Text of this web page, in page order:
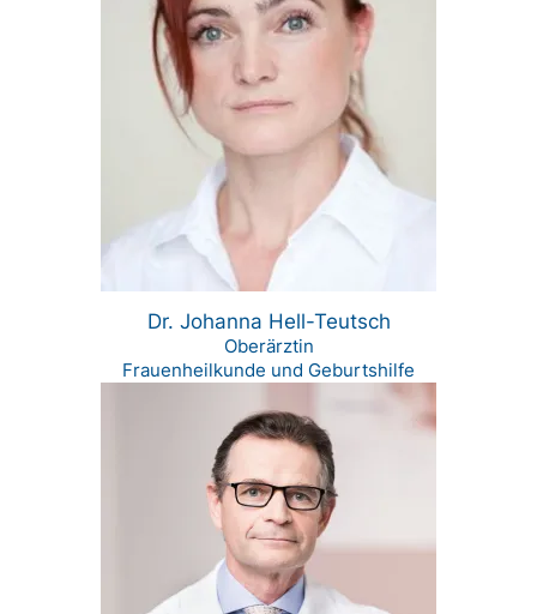
Dr. Johanna Hell-Teutsch
Oberärztin
Frauenheilkunde und Geburtshilfe